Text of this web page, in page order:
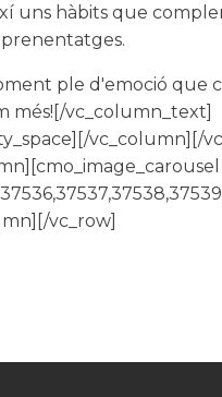
uns hàbits que
ple d'emoció que
més![/vc_column_text]
vc_column][/
vc_row]